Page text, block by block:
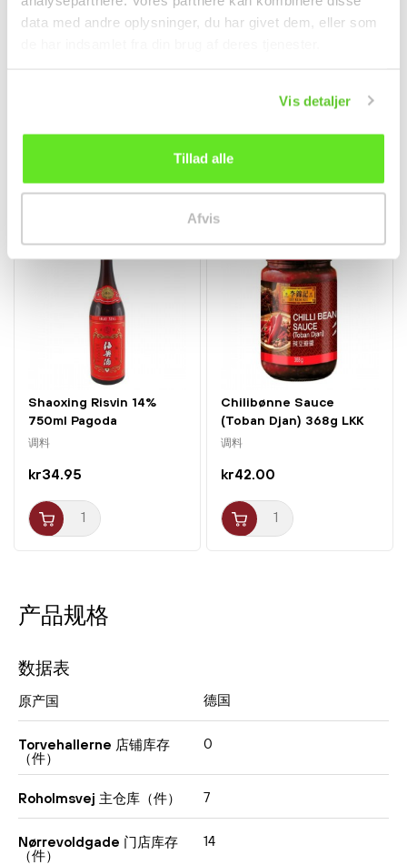
data med andre oplysninger, du har givet dem, eller som
Vis detaljer
Tillad alle
Afvis
产品规格
数据表
原产国 德国
Torvehallerne 店铺库存
（件）
0
Roholmsvej 主仓库（件） 7
Nørrevoldgade 门店库存
（件）
14
kr65.00 kr148.00
Shaoxing Risvin 14%
750ml Pagoda
调料
kr34.95
Chilibønne Sauce
(Toban Djan) 368g LKK
调料
kr42.00